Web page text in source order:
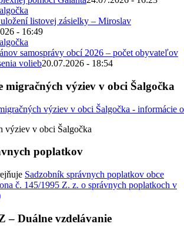
listovej zásielky – Miroslav
- 16:49
samosprávy obcí 2026 – počet obyvateľov
volieb20.07.2026 - 18:54
migračných výziev v obci Šalgočka
výziev v obci Šalgočka
poplatkov
Sadzobník správnych poplatkov obce
č. 145/1995 Z. z. o správnych poplatkoch v
– Duálne vzdelávanie